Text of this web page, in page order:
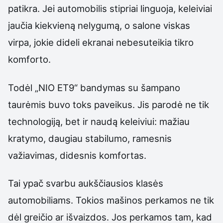
patikra. Jei automobilis stipriai linguoja, keleiviai
jaučia kiekvieną nelygumą, o salone viskas
virpa, jokie dideli ekranai nebesuteikia tikro
komforto.
Todėl „NIO ET9“ bandymas su šampano
taurėmis buvo toks paveikus. Jis parodė ne tik
technologiją, bet ir naudą keleiviui: mažiau
kratymo, daugiau stabilumo, ramesnis
važiavimas, didesnis komfortas.
Tai ypač svarbu aukščiausios klasės
automobiliams. Tokios mašinos perkamos ne tik
dėl greičio ar išvaizdos. Jos perkamos tam, kad